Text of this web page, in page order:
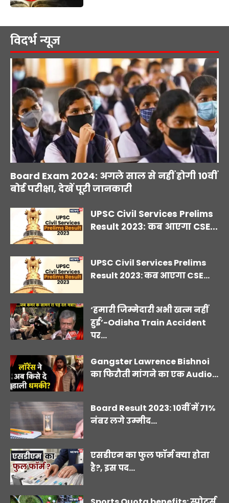
विदर्भ न्यूज़
Board Exam 2024: अगले साल से नहीं होगी 10वीं
बोर्ड परीक्षा, देखें पूरी जानकारी
UPSC Civil Services Prelims
Result 2023: कब आएगा CSE...
UPSC Civil Services Prelims
Result 2023: कब आएगा CSE...
‘हमारी जिम्मेदारी अभी खत्म नहीं
हुई’-Odisha Train Accident
पर...
Gangster Lawrence Bishnoi
का फिरौती मांगने का एक Audio...
Board Result 2023: 10वीं में 71%
नंबर लगे उम्मीद...
एसडीएम का फुल फॉर्म क्या होता
है?, इस पद...